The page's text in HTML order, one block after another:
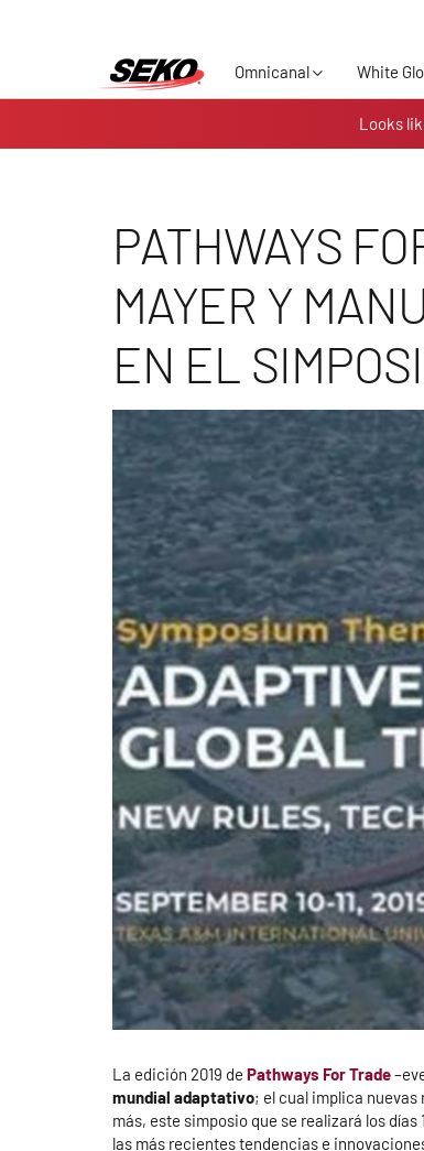
Omnicanal White
Looks
PATHWAYS
MAYER Y
EN EL
La edición 2019 de Pathways For Trade
mundial adaptativo; el cual implica nuevas
más, este simposio que se realizará los
las más recientes tendencias e